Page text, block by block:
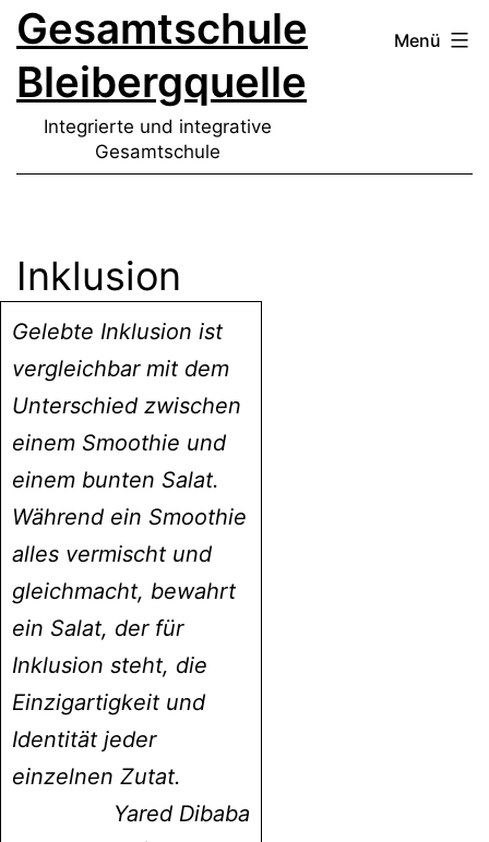
Zum
Inhalt
springen
Gesamtschule
Bleibergquelle
Integrierte und integrative
Gesamtschule
Menü
Inklusion
Gelebte Inklusion ist
vergleichbar mit dem
Unterschied zwischen
einem Smoothie und
einem bunten Salat.
Während ein Smoothie
alles vermischt und
gleichmacht, bewahrt
ein Salat, der für
Inklusion steht, die
Einzigartigkeit und
Identität jeder
einzelnen Zutat.
Yared Dibaba